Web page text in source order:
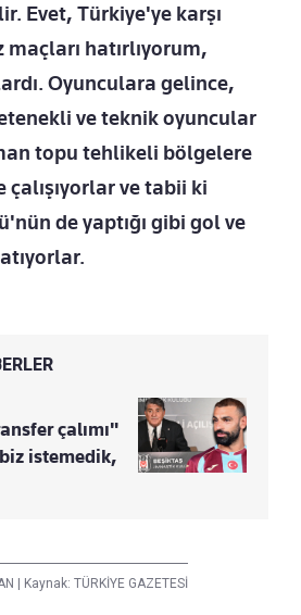
Evet, Türkiye'ye karşı
maçları hatırlıyorum,
Oyunculara gelince,
ve teknik oyuncular
topu tehlikeli bölgelere
çalışıyorlar ve tabii ki
de yaptığı gibi gol ve
çalımı"
istemedik,
Kaynak: TÜRKİYE GAZETESİ